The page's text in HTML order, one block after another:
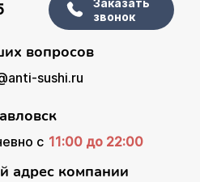
звонок
вопросов
sushi.ru
с 11:00 до 22:00
адрес компании